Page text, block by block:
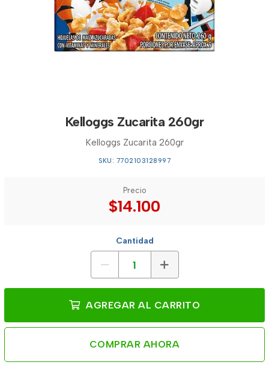
Kelloggs Zucarita 260gr
Kelloggs Zucarita 260gr
SKU: 7702103128997
Precio
$14.100
Cantidad
AGREGAR AL CARRITO
COMPRAR AHORA